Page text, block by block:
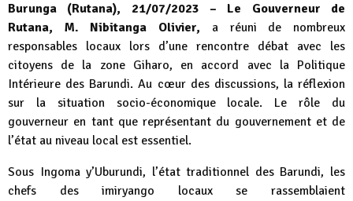
Burunga (Rutana), 21/07/2023 –
Le Gouverneur de
Rutana, M. Nibitanga Olivier, a réuni de nombreux
responsables locaux lors d’une rencontre débat avec les
citoyens de la zone Giharo, en accord avec la Politique
Intérieure des Barundi. Au cœur des discussions, la réflexion
sur la situation socio-économique locale. Le rôle du
gouverneur en tant que représentant du gouvernement et de
l’état au niveau local est essentiel.
Sous Ingoma y’Uburundi, l’état traditionnel des Barundi, les
chefs des imiryango locaux se rassemblaient